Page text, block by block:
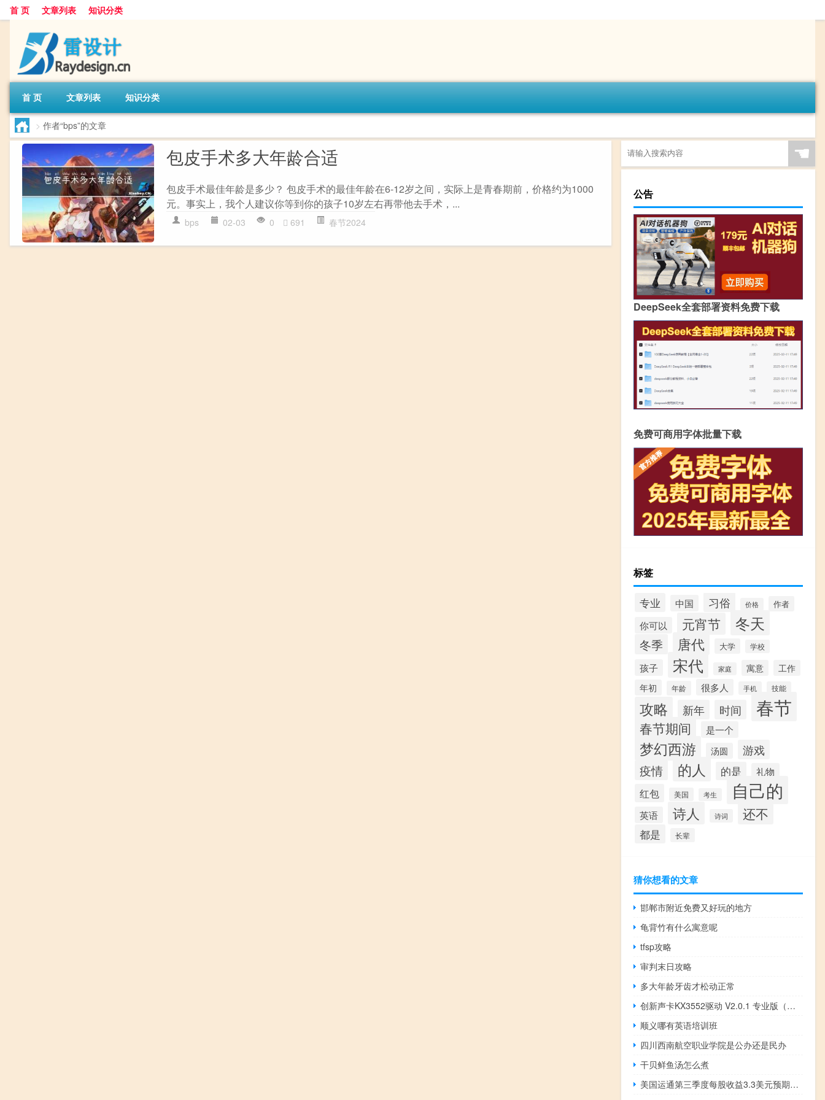
首 页 文章列表 知识分类
首 页 文章列表 知识分类
> 作者“bps”的文章
包皮手术多大年龄合适
包皮手术最佳年龄是多少？ 包皮手术的最佳年龄在6-12岁之间，实际上是青春期前，价格约为1000
元。事实上，我个人建议你等到你的孩子10岁左右再带他去手术，...
bps 02-03 0 691 春节2024
☚
公告
DeepSeek全套部署资料免费下载
免费可商用字体批量下载
标签
专业 中国 习俗 价格 作者
你可以 元宵节 冬天
冬季 唐代 大学 学校
孩子 宋代 家庭 寓意
工作
年初
年龄 很多人 手机 技能
攻略 新年 时间 春节
春节期间 是一个
梦幻西游 汤圆 游戏
疫情 的人 的是 礼物
红包 美国 考生 自己的
英语 诗人 诗词 还不
都是 长辈
猜你想看的文章
邯郸市附近免费又好玩的地方
龟背竹有什么寓意呢
tfsp攻略
审判末日攻略
多大年龄牙齿才松动正常
创新声卡KX3552驱动 V2.0.1 专业版（创新声卡KX3552驱动 V2.0.1 专业版功能简介）
顺义哪有英语培训班
四川西南航空职业学院是公办还是民办
干贝鲜鱼汤怎么煮
美国运通第三季度每股收益3.3美元预期2.95美元第三季度营收153.8亿美元预期153.3亿美元